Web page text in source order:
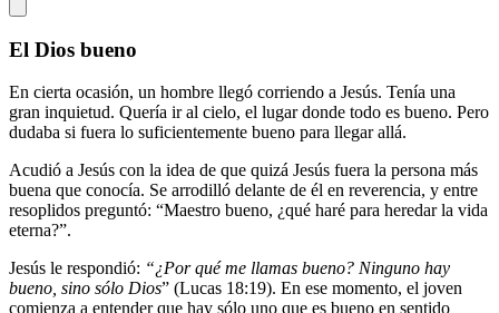
El Dios bueno
En cierta ocasión, un hombre llegó corriendo a Jesús. Tenía una
gran inquietud. Quería ir al cielo, el lugar donde todo es bueno. Pero
dudaba si fuera lo suficientemente bueno para llegar allá.
Acudió a Jesús con la idea de que quizá Jesús fuera la persona más
buena que conocía. Se arrodilló delante de él en reverencia, y entre
resoplidos preguntó: “Maestro bueno, ¿qué haré para heredar la vida
eterna?”.
Jesús le respondió: “¿Por qué me llamas bueno? Ninguno hay
bueno, sino sólo Dios” (Lucas 18:19). En ese momento, el joven
comienza a entender que hay sólo uno que es bueno en sentido